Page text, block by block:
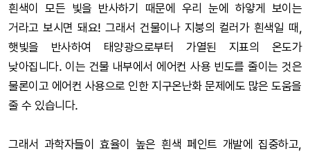
흰색이 모든 빛을 반사하기 때문에 우리 눈에 하얗게 보이는
거라고 보시면 돼요! 그래서 건물이나 지붕의 컬러가 흰색일 때,
햇빛을 반사하여 태양광으로부터 가열된 지표의 온도가
낮아집니다. 이는 건물 내부에서 에어컨 사용 빈도를 줄이는 것은
물론이고 에어컨 사용으로 인한 지구온난화 문제에도 많은 도움을
줄 수 있습니다.
그래서 과학자들이 효율이 높은 흰색 페인트 개발에 집중하고,